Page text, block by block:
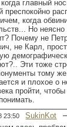
главный
преспокойно
когда
Но
Почему не
не Карл,
Эти тоже
тому же
и плохое о
пройти,
23:50
SukinKot